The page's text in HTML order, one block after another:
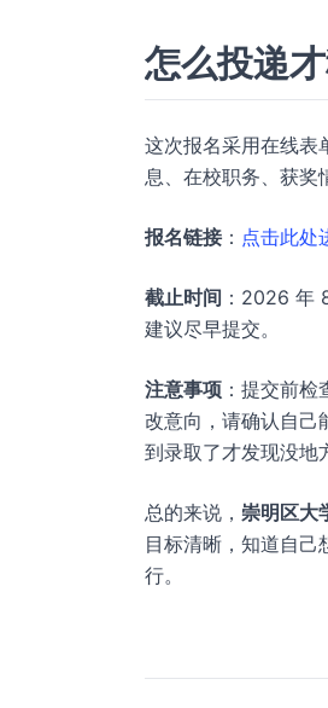
怎么投递
这次报名采用在线表
息、在校职务、获奖
报名链接： 点击此处
截止时间 ：2026 年
建议尽早提交。
注意事项 ：提交前
改意向，请确认自己
到录取了才发现没地
总的来说， 崇明区大
目标清晰，知道自
行。